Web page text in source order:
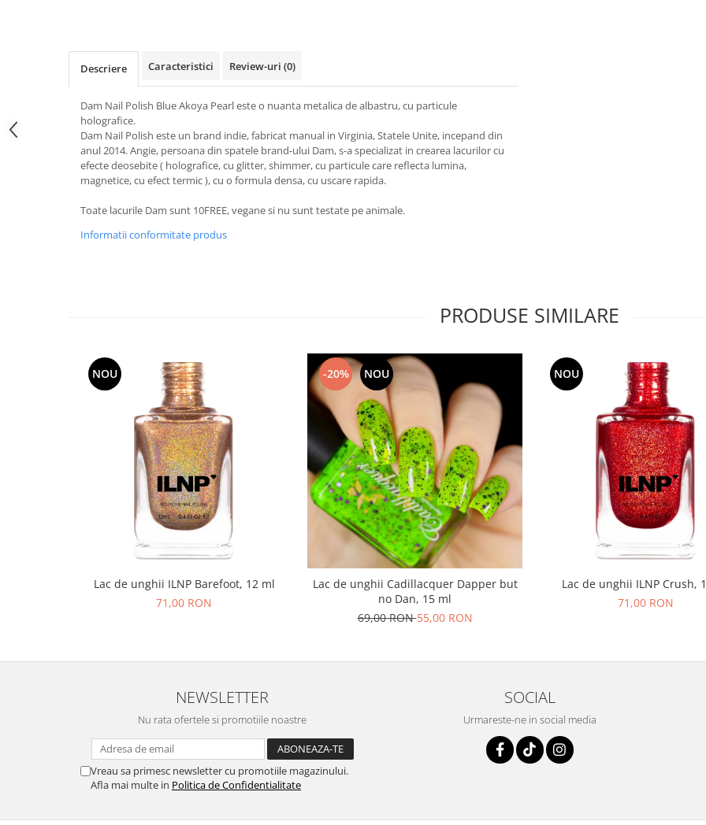
Descriere Caracteristici Review-uri (0)
Dam Nail Polish Blue Akoya Pearl este o nuanta metalica de albastru, cu particule
holografice.
Dam Nail Polish este un brand indie, fabricat manual in Virginia, Statele Unite, incepand din
anul 2014. Angie, persoana din spatele brand-ului Dam, s-a specializat in crearea lacurilor cu
efecte deosebite ( holografice, cu glitter, shimmer, cu particule care reflecta lumina,
magnetice, cu efect termic ), cu o formula densa, cu uscare rapida.
Toate lacurile Dam sunt 10FREE, vegane si nu sunt testate pe animale.
Informatii conformitate produs
PRODUSE SIMILARE
NOU
Lac de unghii ILNP Barefoot, 12 ml
71,00 RON
-20% NOU
Lac de unghii Cadillacquer Dapper but
no Dan, 15 ml
69,00 RON55,00 RON
NOU
Lac de unghii ILNP Crush,
71,00 RON
NEWSLETTER
Nu rata ofertele si promotiile noastre
Vreau sa primesc newsletter cu promotiile magazinului.
Afla mai multe in Politica de Confidentialitate
SOCIAL
Urmareste-ne in social media